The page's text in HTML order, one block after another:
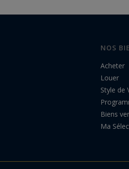
NOS
Acheter
Louer
Style de
Biens
Ma